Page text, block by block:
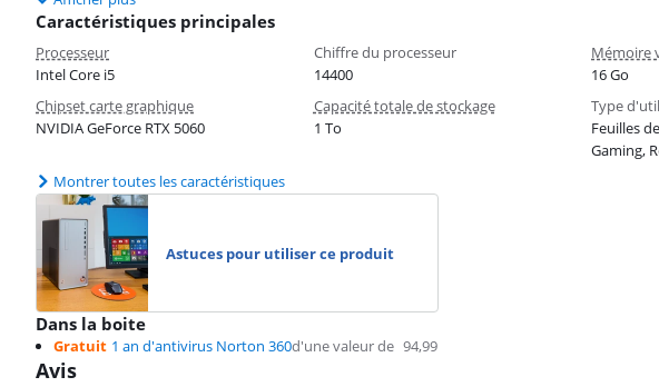
Caractéristiques principales
Processeur
Intel Core i5
Chiffre du processeur
14400
Mémoire
16 Go
Chipset carte graphique
NVIDIA GeForce RTX 5060
Capacité totale de stockage
1 To
Type
Feuilles
Gaming,
Montrer toutes les caractéristiques
Astuces pour utiliser ce produit
Dans la boite
Gratuit 1 an d'antivirus Norton 360d'une valeur de 94,99
Avis